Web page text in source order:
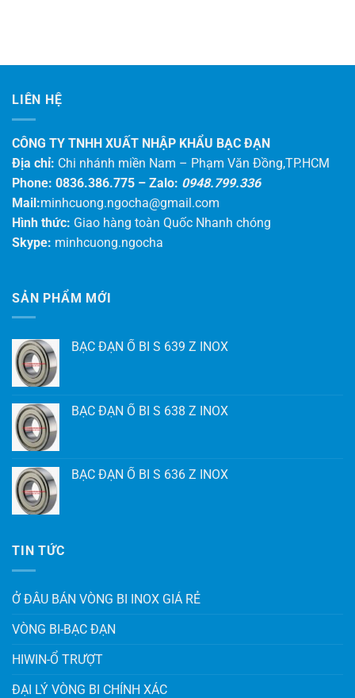
LIÊN HỆ
CÔNG TY TNHH XUẤT NHẬP KHẨU BẠC ĐẠN
Địa chỉ: Chi nhánh miền Nam – Phạm Văn Đồng,TP.HCM
Phone: 0836.386.775 – Zalo: 0948.799.336
Mail:minhcuong.ngocha@gmail.com
Hình thức: Giao hàng toàn Quốc Nhanh chóng
Skype: minhcuong.ngocha
SẢN PHẨM MỚI
BẠC ĐẠN Ổ BI S 639 Z INOX
BẠC ĐẠN Ổ BI S 638 Z INOX
BẠC ĐẠN Ổ BI S 636 Z INOX
TIN TỨC
Ở ĐÂU BÁN VÒNG BI INOX GIÁ RẺ
VÒNG BI-BẠC ĐẠN
HIWIN-Ổ TRƯỢT
ĐẠI LÝ VÒNG BI CHÍNH XÁC